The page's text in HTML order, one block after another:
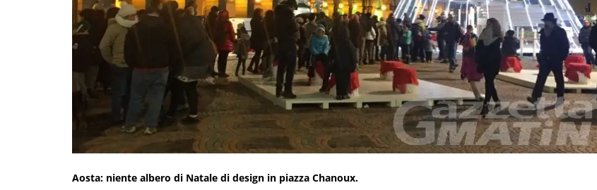
Aosta: niente albero di Natale di design in piazza Chanoux.